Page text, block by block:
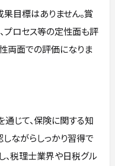
目標はありません。賞
プロセス等の定性面も評
両面での評価になりま
じて、保険に関する知
ながらしっかり習得で
、税理士業界や日税グル